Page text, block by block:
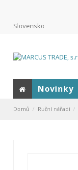
Slovensko
Novinky
Domů Ruční nářadí